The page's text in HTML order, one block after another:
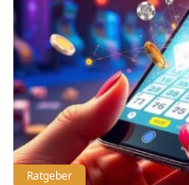
Ratgeber